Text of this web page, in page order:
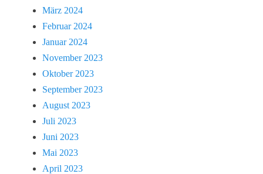
März 2024
Februar 2024
Januar 2024
November 2023
Oktober 2023
September 2023
August 2023
Juli 2023
Juni 2023
Mai 2023
April 2023